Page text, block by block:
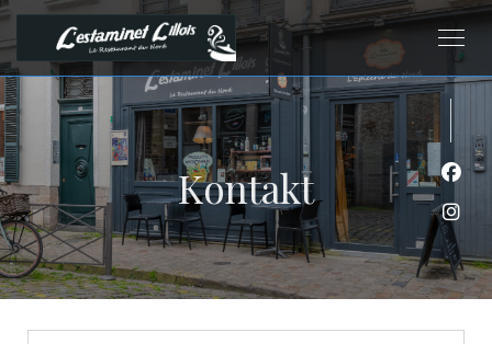
Kontakt